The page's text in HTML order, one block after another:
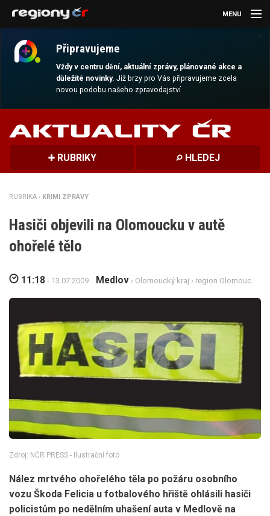
Připravujeme
Vždy v centru dění, aktuální zprávy, plánované akce a
důležité novinky.Již brzy pro Vás připravujeme zcela
novou podobu našeho zpravodajství
MENU
AKTUALITY
MAGAZÍN
DALŠÍ
REGION
RUBRIKY HLEDEJ
RUBRIKA › KRIMI ZPRÁVY
Hasiči objevili na Olomoucku v autě
ohořelé tělo
11:18 - 13.07.2009 Medlov › Olomoucký kraj › region Olomouc
Zdroj: NČR PRESS - Ilustrační foto
Nález mrtvého ohořelého těla po požáru osobního
vozu Škoda Felicia u fotbalového hřiště ohlásili hasiči
policistům po nedělním uhašení auta v Medlově na